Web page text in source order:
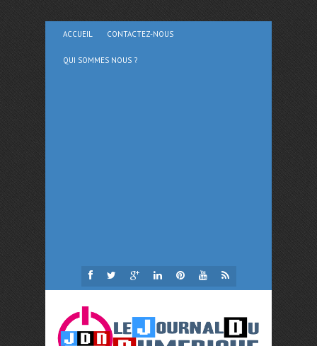
ACCUEIL CONTACTEZ-NOUS
QUI SOMMES NOUS ?